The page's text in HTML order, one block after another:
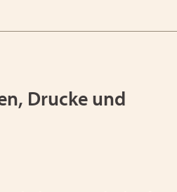
Drucke und